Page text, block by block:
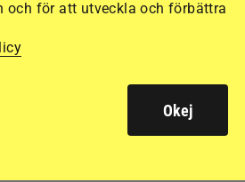
Stark start för bästa svenska
och för att utveckla och förbättra
Okej